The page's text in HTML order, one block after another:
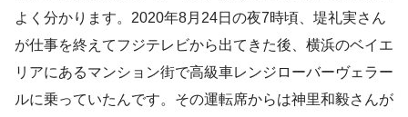
よく分かります。2020年8月24日の夜7時頃、堤礼実さん
が仕事を終えてフジテレビから出てきた後、横浜のベイエ
リアにあるマンション街で高級車レンジローバーヴェラー
ルに乗っていたんです。その運転席からは神里和毅さんが